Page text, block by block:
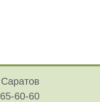
Саратов
65-60-60